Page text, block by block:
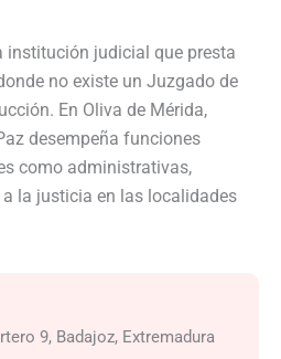
institución judicial que presta
no existe un Juzgado de
En Oliva de Mérida,
desempeña funciones
como administrativas,
la justicia en las localidades
9, Badajoz, Extremadura